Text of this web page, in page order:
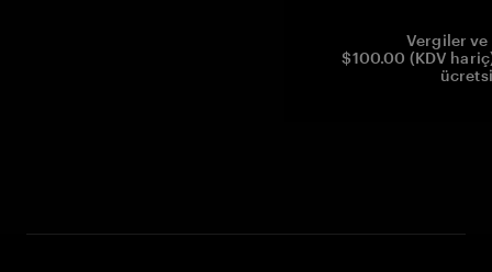
Vergiler
$100.00 (KDV